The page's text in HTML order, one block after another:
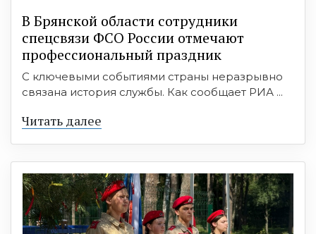
В Брянской области сотрудники
спецсвязи ФСО России отмечают
профессиональный праздник
С ключевыми событиями страны неразрывно
связана история службы. Как сообщает РИА ...
Читать далее